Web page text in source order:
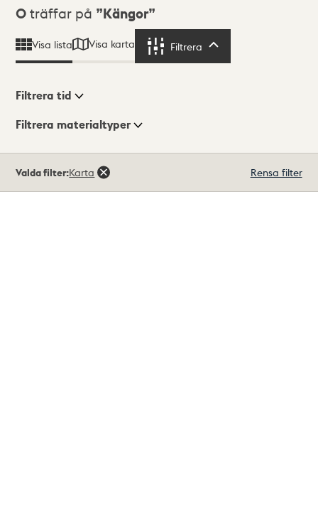
Sökresultat
0 träffar på Kängor
Visa lista Visa karta Filtrera
Visningsläge
Filtrera tid
Filtrera materialtyper
träffar
Valda filter:Karta Rensa filter